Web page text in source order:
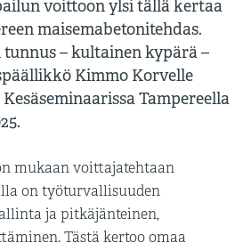
voittoon ylsi tällä kertaa
maisemabetonitehdas.
– kultainen kypärä –
Kimmo Korvelle
Tampereella
mukaan voittajatehtaan
on työturvallisuuden
ja pitkäjänteinen,
Tästä kertoo omaa